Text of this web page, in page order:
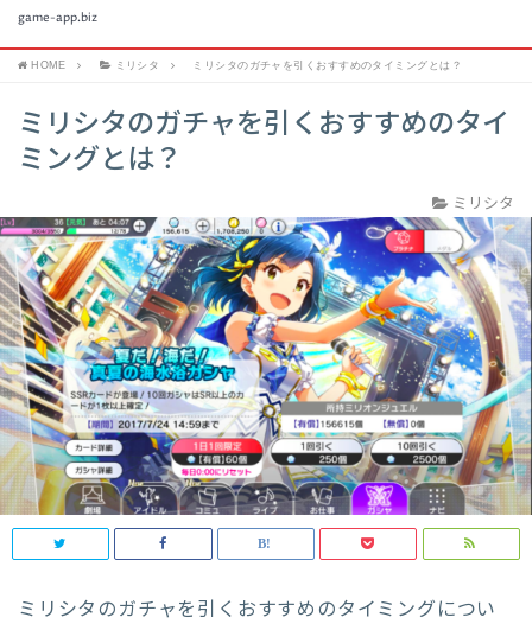
game-app.biz
HOME ミリシタ ミリシタのガチャを引くおすすめのタイミングとは？
ミリシタのガチャを引くおすすめのタイ
ミングとは？
ミリシタ
ミリシタのガチャを引くおすすめのタイミングについ